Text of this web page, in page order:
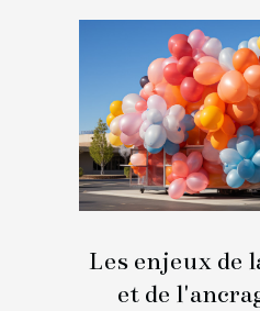
Les enjeux de
et de